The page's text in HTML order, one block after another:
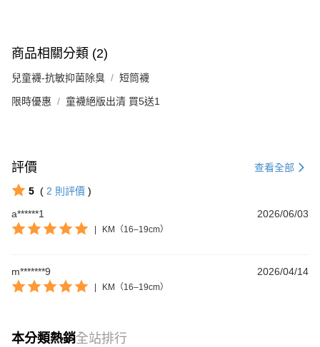
商品相關分類 (2)
兒童襪-抗敏抑菌除臭 短筒襪
限時優惠 童襪絕版出清 買5送1
評價 查看全部
5 ( 2 則評價 )
a******1
2026/06/03
| KM（16–19cm）
m*******9 2026/04/14
| KM（16–19cm）
本分類熱銷全站排行